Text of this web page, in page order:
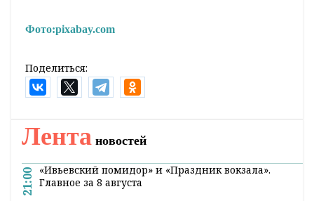
Фото:pixabay.com
Поделиться:
Лента новостей
21:00
«Ивьевский помидор» и «Праздник вокзала».
Главное за 8 августа